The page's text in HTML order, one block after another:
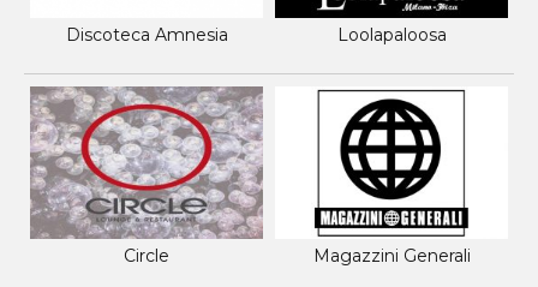
Discoteca Amnesia Loolapaloosa
Circle Magazzini Generali